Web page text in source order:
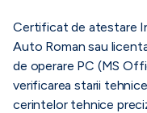
Certificat de atestare
Auto Roman sau
de operare PC (MS
verificarea starii
cerintelor tehnice